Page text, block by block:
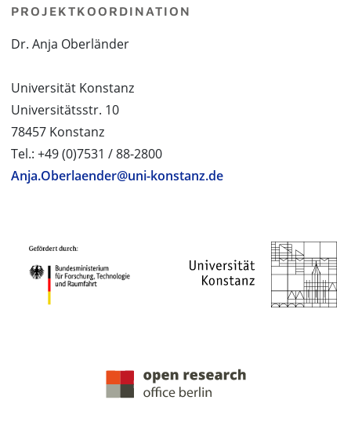
PROJEKTKOORDINATION
Dr. Anja Oberländer
Universität Konstanz
Universitätsstr. 10
78457 Konstanz
Tel.: +49 (0)7531 / 88-2800
Anja.Oberlaender@uni-konstanz.de